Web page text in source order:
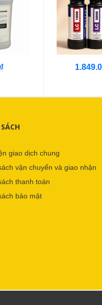
giao dịch chung
vận chuyển và giao nhận
thanh toán
bảo mật